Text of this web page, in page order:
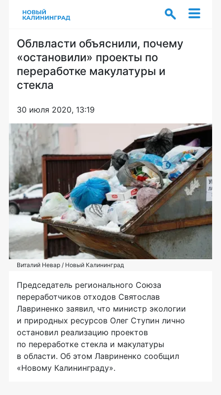
Облвласти объяснили, почему
«остановили» проекты по
переработке макулатуры и
стекла
30 июля 2020, 13:19
Виталий Невар / Новый Калининград
Председатель регионального Союза
переработчиков отходов Святослав
Лавриненко заявил, что министр экологии
и природных ресурсов Олег Ступин лично
остановил реализацию проектов
по переработке стекла и макулатуры
в области. Об этом Лавриненко сообщил
«Новому Калининграду».